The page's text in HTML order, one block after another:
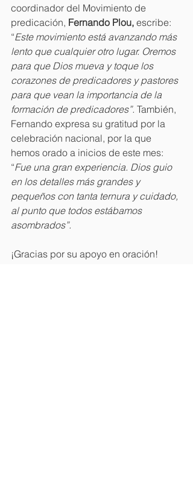
coordinador del Movimiento de
predicación, Fernando Plou, escribe:
“Este movimiento está avanzando más
lento que cualquier otro lugar. Oremos
para que Dios mueva y toque los
corazones de predicadores y pastores
para que vean la importancia de la
formación de predicadores”. También,
Fernando expresa su gratitud por la
celebración nacional, por la que
hemos orado a inicios de este mes:
“Fue una gran experiencia. Dios guio
en los detalles más grandes y
pequeños con tanta ternura y cuidado,
al punto que todos estábamos
asombrados”.
¡Gracias por su apoyo en oración!